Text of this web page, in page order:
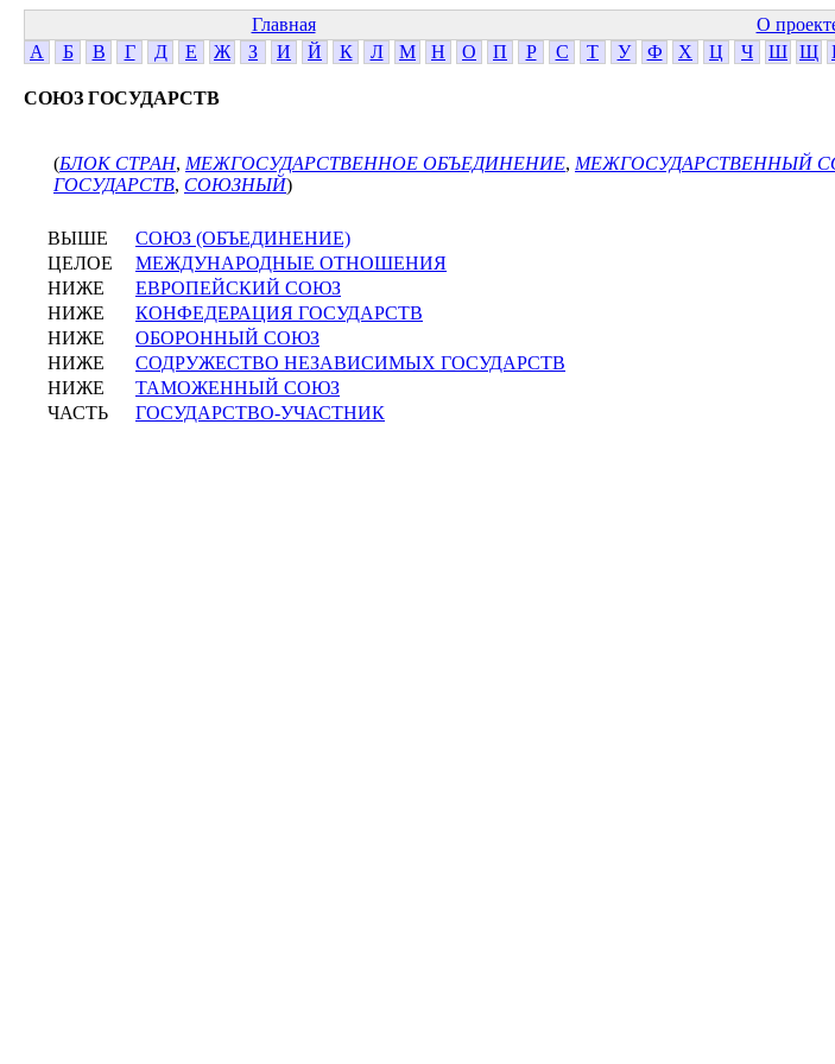
Главная О
А
Б В Г Д Е Ж З И Й К Л М Н О П Р С Т У Ф Х Ц Ч Ш Щ
СОЮЗ ГОСУДАРСТВ
(БЛОК СТРАН, МЕЖГОСУДАРСТВЕННОЕ ОБЪЕДИНЕНИЕ, МЕЖГОСУДАРСТВЕННЫЙ
ГОСУДАРСТВ, СОЮЗНЫЙ)
ВЫШЕ
СОЮЗ (ОБЪЕДИНЕНИЕ)
ЦЕЛОЕ
МЕЖДУНАРОДНЫЕ ОТНОШЕНИЯ
НИЖЕ
ЕВРОПЕЙСКИЙ СОЮЗ
НИЖЕ
КОНФЕДЕРАЦИЯ ГОСУДАРСТВ
НИЖЕ
ОБОРОННЫЙ СОЮЗ
НИЖЕ
СОДРУЖЕСТВО НЕЗАВИСИМЫХ ГОСУДАРСТВ
НИЖЕ
ТАМОЖЕННЫЙ СОЮЗ
ЧАСТЬ
ГОСУДАРСТВО-УЧАСТНИК